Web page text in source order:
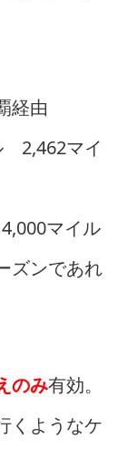
経由
2,462マイ
マイル
ズンであれ
のみ有効。
くようなケ